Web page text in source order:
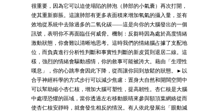
很重要，因為它可以迫使塌陷的肺泡（肺部的小氣囊）再次打開，
使其重新膨脹。這讓肺部有更多表面積來增加氧氣的攝入量，並有
效地從系統中去除過多的二氧化碳——這是向你的大腦發出的一個
訊號，表明你不再面臨任何威脅。機制：反芻時因為處於高度情緒
激動狀態，你會難以清晰地思考。這時我們的情緒腦占據了支配地
位，而負責進行分析性判斷和事實性判斷的新皮質則退居二線。這
樣，強烈的情緒會驅動感情，你的敘事可能被誇大。藉由「生理性
嘆息」，你的心跳率會因此下降，從而讓你回到放鬆的狀態。►以
合乎神經科學的方式步行可以減少焦慮：置身大自然和開闊空間中
可以幫助縮小杏仁核，增加大腦可塑性，提高韌性。杏仁核是大腦
中處理恐懼的區域，當你透過左右移動眼睛來參與額頂葉網絡從而
使杏仁核安靜時，就會發生相反的情況。有人依此發展出「眼動減